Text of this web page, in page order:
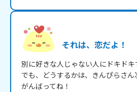
それは、恋だよ！
別に好きな人じゃない人にドキドキ
でも、どうするかは、きんぴらさん
がんばってね！